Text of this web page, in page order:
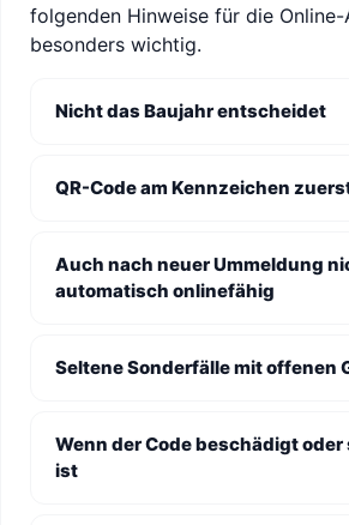
folgenden Hinweise für die Online-
besonders wichtig.
Nicht das Baujahr entscheidet
QR-Code am Kennzeichen
Auch nach neuer Ummeldung
automatisch onlinefähig
Seltene Sonderfälle mit offenen
Wenn der Code beschädigt
ist